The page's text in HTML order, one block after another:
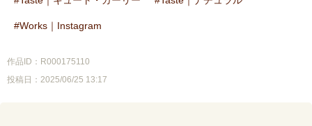
Works｜Instagram
作品ID：R000175110
投稿日：2025/06/25 13:17